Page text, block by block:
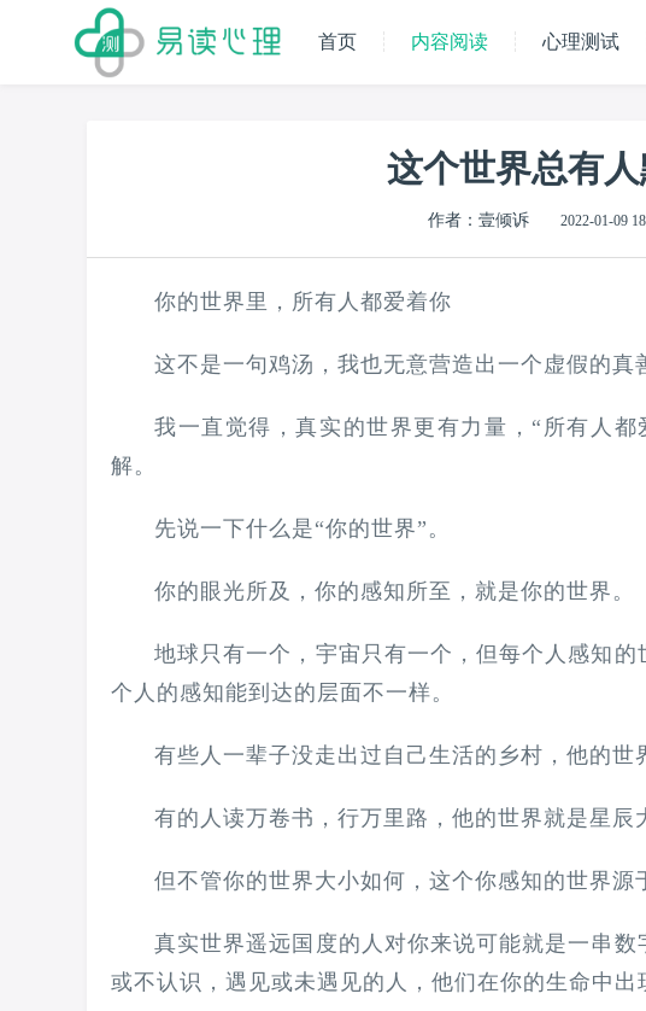
首页 内容阅读 心理测试
这个世界总有
作者：壹倾诉 2022-01-09
你的世界里，所有人都爱着你
这不是一句鸡汤，我也无意营造出一个虚假的真
我一直觉得，真实的世界更有力量，“所有人
解。
先说一下什么是“你的世界”。
你的眼光所及，你的感知所至，就是你的世界。
地球只有一个，宇宙只有一个，但每个人感知
个人的感知能到达的层面不一样。
有些人一辈子没走出过自己生活的乡村，他的世
有的人读万卷书，行万里路，他的世界就是星辰
但不管你的世界大小如何，这个你感知的世界源
真实世界遥远国度的人对你来说可能就是一串
或不认识，遇见或未遇见的人，他们在你的生命中